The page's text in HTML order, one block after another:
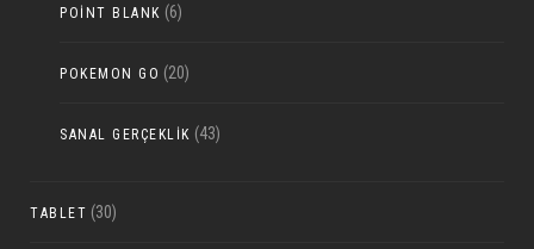
POINT BLANK (6)
POKEMON GO (20)
SANAL GERÇEKLIK (43)
TABLET (30)